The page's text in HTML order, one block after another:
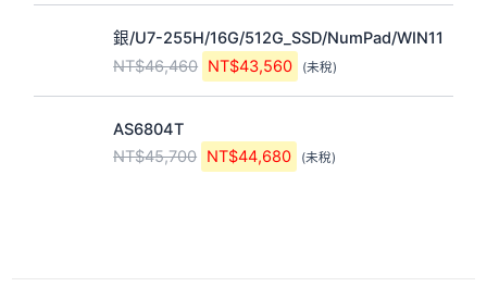
0
。
0
。
1
0
,
3
0
。
1
0
,
0
0
。
：
N
T
9
0
6
：
N
T
$
8
2
2
銀/U7-255H/16G/512G_SSD/NumPad/WIN11
NT$46,460
原
始
價
格
N
T
NT$43,560
目
前
價
格
T
(未稅)
AS6804T
NT$45,700
始
價
NT$44,680
前
價
(未稅)